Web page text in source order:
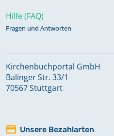
Hilfe (FAQ)
Fragen und Antworten
Kirchenbuchportal GmbH
Balinger Str. 33/1
70567 Stuttgart
Unsere Bezahlarten